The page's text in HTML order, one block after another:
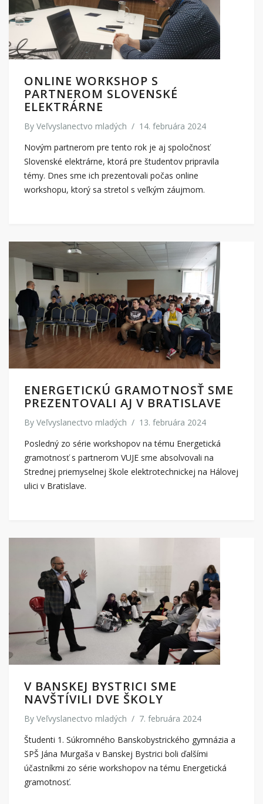
ONLINE WORKSHOP S
PARTNEROM SLOVENSKÉ
ELEKTRÁRNE
By Veľvyslanectvo mladých / 14. februára 2024
Novým partnerom pre tento rok je aj spoločnosť
Slovenské elektrárne, ktorá pre študentov pripravila
témy. Dnes sme ich prezentovali počas online
workshopu, ktorý sa stretol s veľkým záujmom.
ENERGETICKÚ GRAMOTNOSŤ SME
PREZENTOVALI AJ V BRATISLAVE
By Veľvyslanectvo mladých / 13. februára 2024
Posledný zo série workshopov na tému Energetická
gramotnosť s partnerom VUJE sme absolvovali na
Strednej priemyselnej škole elektrotechnickej na Hálovej
ulici v Bratislave.
V BANSKEJ BYSTRICI SME
NAVŠTÍVILI DVE ŠKOLY
By Veľvyslanectvo mladých / 7. februára 2024
Študenti 1. Súkromného Banskobystrického gymnázia a
SPŠ Jána Murgaša v Banskej Bystrici boli ďalšími
účastníkmi zo série workshopov na tému Energetická
gramotnosť.